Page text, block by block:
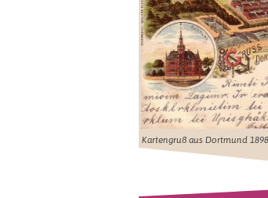
Kartengruß aus Dortmund